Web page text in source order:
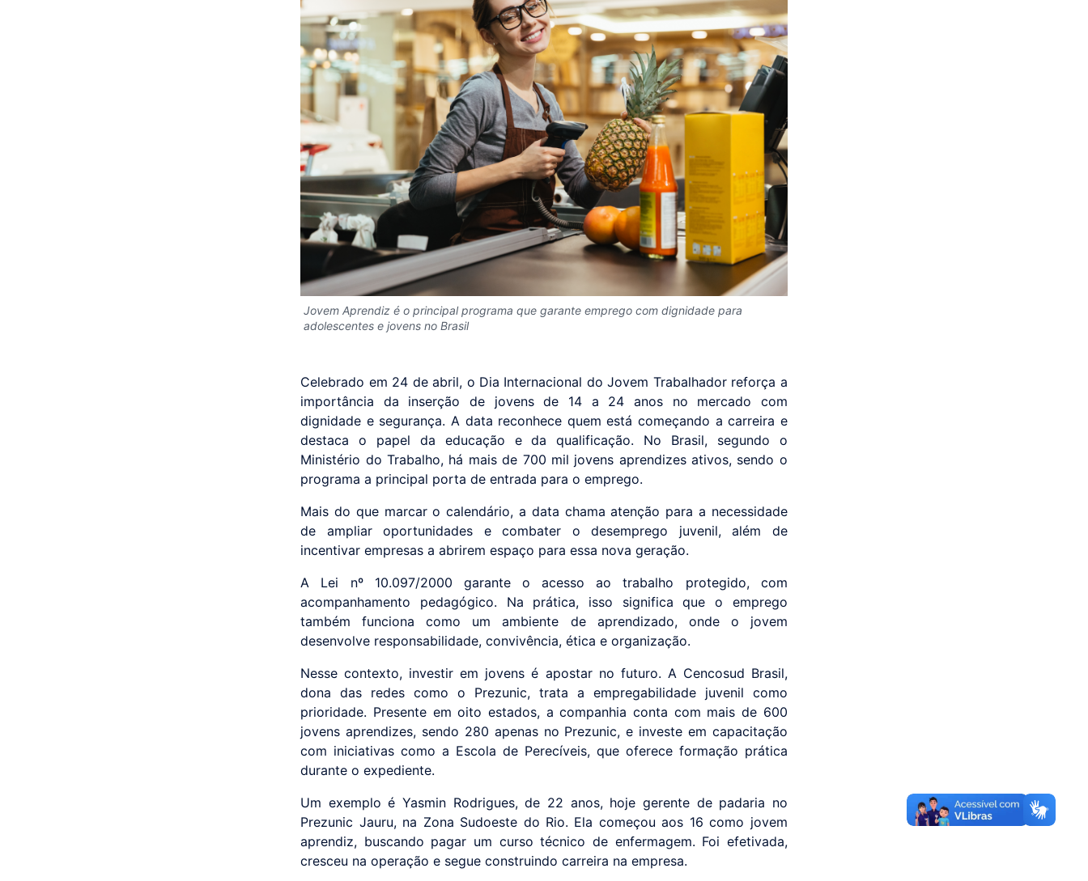
Jovem Aprendiz é o principal programa que garante emprego com dignidade para
adolescentes e jovens no Brasil
Celebrado em 24 de abril, o Dia Internacional do Jovem Trabalhador reforça a
importância da inserção de jovens de 14 a 24 anos no mercado com
dignidade e segurança. A data reconhece quem está começando a carreira e
destaca o papel da educação e da qualificação. No Brasil, segundo o
Ministério do Trabalho, há mais de 700 mil jovens aprendizes ativos, sendo o
programa a principal porta de entrada para o emprego.
Mais do que marcar o calendário, a data chama atenção para a necessidade
de ampliar oportunidades e combater o desemprego juvenil, além de
incentivar empresas a abrirem espaço para essa nova geração.
A Lei nº 10.097/2000 garante o acesso ao trabalho protegido, com
acompanhamento pedagógico. Na prática, isso significa que o emprego
também funciona como um ambiente de aprendizado, onde o jovem
desenvolve responsabilidade, convivência, ética e organização.
Nesse contexto, investir em jovens é apostar no futuro. A Cencosud Brasil,
dona das redes como o Prezunic, trata a empregabilidade juvenil como
prioridade. Presente em oito estados, a companhia conta com mais de 600
jovens aprendizes, sendo 280 apenas no Prezunic, e investe em capacitação
com iniciativas como a Escola de Perecíveis, que oferece formação prática
durante o expediente.
Um exemplo é Yasmin Rodrigues, de 22 anos, hoje gerente de padaria no
Prezunic Jauru, na Zona Sudoeste do Rio. Ela começou aos 16 como jovem
aprendiz, buscando pagar um curso técnico de enfermagem. Foi efetivada,
cresceu na operação e segue construindo carreira na empresa.